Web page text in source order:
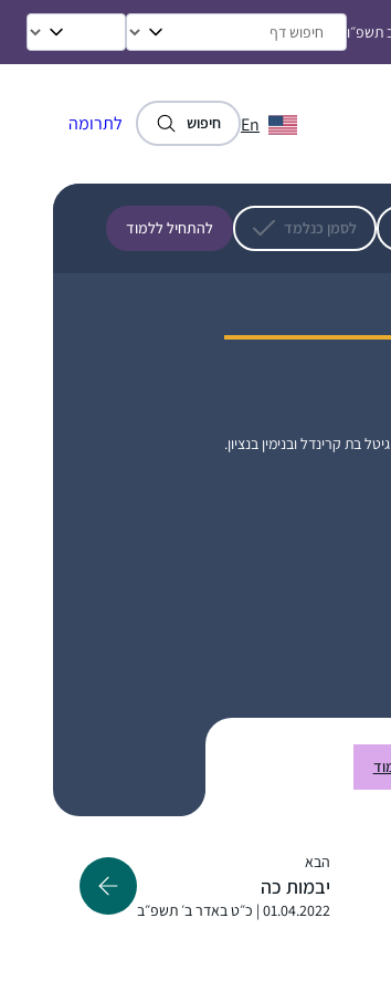
תשפ״ו
En חיפוש לתרומה
לסמן כנלמד להתחיל ללמוד
בת קרינדל ובנימין בנציון.
הבא
יבמות כה
01.04.2022 | כ״ט באדר ב׳ תשפ״ב
ואני נדלקתי. היא פתחה פתח ותמכה
כמוני ואפשרה לנו להתקדם בצעדים
וטובים. הקימה מערך שלם שמסובב את
עם הרבנית מישל עם כוס הקפה שלי!!
בתחילת הסבב, והתמכרתי. זה נותן
בתוך כל שגרת הבית-עבודה השוטפת.